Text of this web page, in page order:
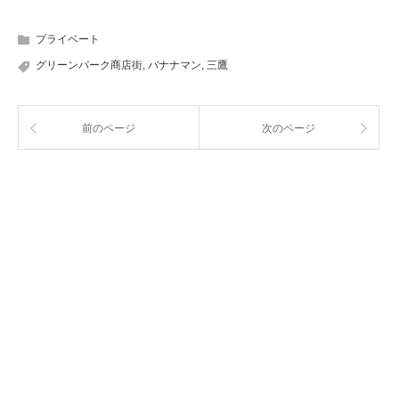
プライベート
グリーンパーク商店街, バナナマン, 三鷹
前のページ 次のページ